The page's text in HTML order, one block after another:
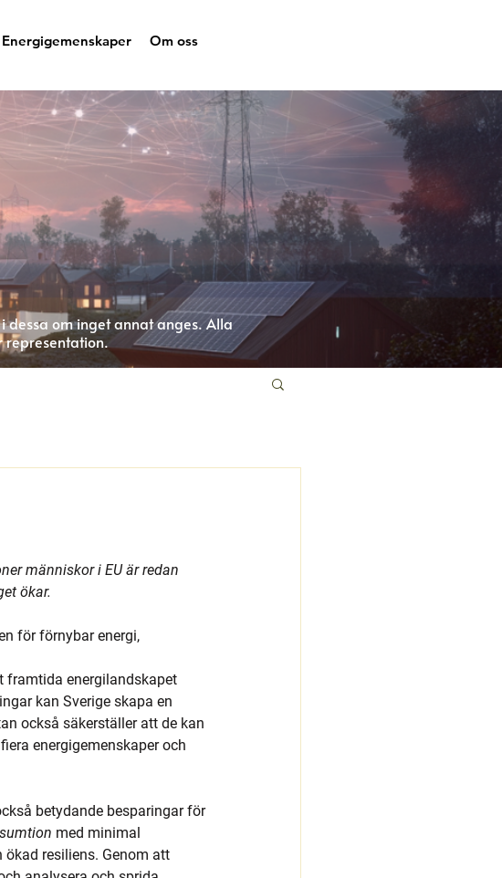
Energigemenskaper Om oss
dessa om inget annat anges. Alla
representation.
människor i EU är redan
ökar.
för förnybar energi,
framtida energilandskapet
kan Sverige skapa en
också säkerställer att de kan
energigemenskaper och
betydande besparingar för
med minimal
resiliens. Genom att